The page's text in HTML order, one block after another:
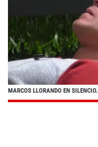
MARCOS LLORANDO EN SILENCIO.